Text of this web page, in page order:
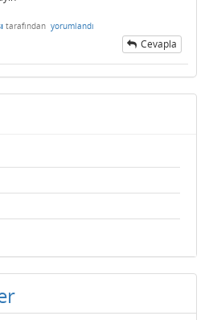
tarafından yorumlandı
Cevapla